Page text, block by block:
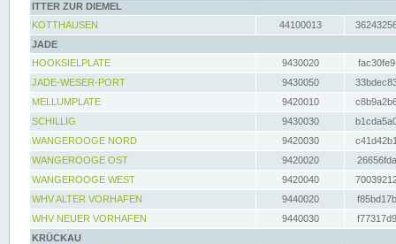
ITTER ZUR DIEMEL
KOTTHAUSEN
44100013
JADE
HOOKSIELPLATE
9430020
JADE-WESER-PORT
9430050
MELLUMPLATE
9420010
SCHILLIG
9430030
WANGEROOGE NORD
9420030
WANGEROOGE OST
9420020
WANGEROOGE WEST
9420040
WHV ALTER VORHAFEN
9440020
WHV NEUER VORHAFEN
9440030
KRÜCKAU